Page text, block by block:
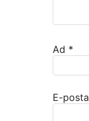
Ad *
E-posta